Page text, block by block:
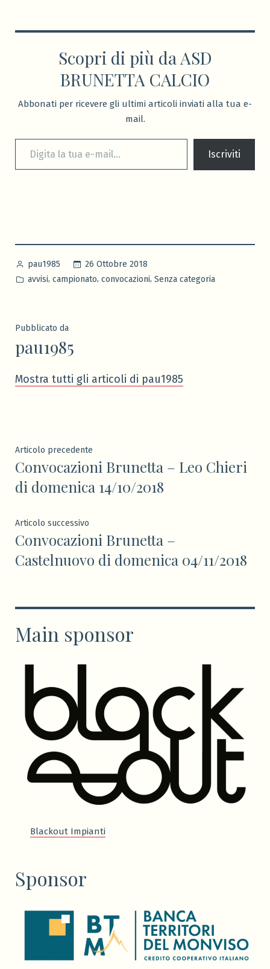
Scopri di più da ASD
BRUNETTA CALCIO
Abbonati per ricevere gli ultimi articoli inviati alla tua e-
mail.
Digita la tua e-mail...
Iscriviti
Pubblicato
da
pau1985
26 Ottobre 2018
Pubblicato
avvisi, campionato, convocazioni, Senza categoria
Pubblicato da
pau1985
Mostra tutti gli articoli di pau1985
Navigazione
articoli
Articolo precedente
precedente:
Convocazioni Brunetta – Leo Chieri
di domenica 14/10/2018
Articolo successivo
successivo:
Convocazioni Brunetta –
Castelnuovo di domenica 04/11/2018
Main sponsor
Blackout Impianti
Sponsor